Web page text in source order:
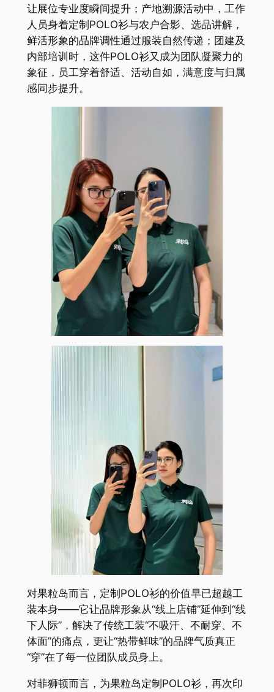
让展位专业度瞬间提升；产地溯源活动中，工作
人员身着定制POLO衫与农户合影、选品讲解，
鲜活形象的品牌调性通过服装自然传递；团建及
内部培训时，这件POLO衫又成为团队凝聚力的
象征，员工穿着舒适、活动自如，满意度与归属
感同步提升。
对果粒岛而言，定制POLO衫的价值早已超越工
装本身——它让品牌形象从“线上店铺”延伸到“线
下人际”，解决了传统工装“不吸汗、不耐穿、不
体面”的痛点，更让“热带鲜味”的品牌气质真正
“穿”在了每一位团队成员身上。
对菲狮顿而言，为果粒岛定制POLO衫，再次印